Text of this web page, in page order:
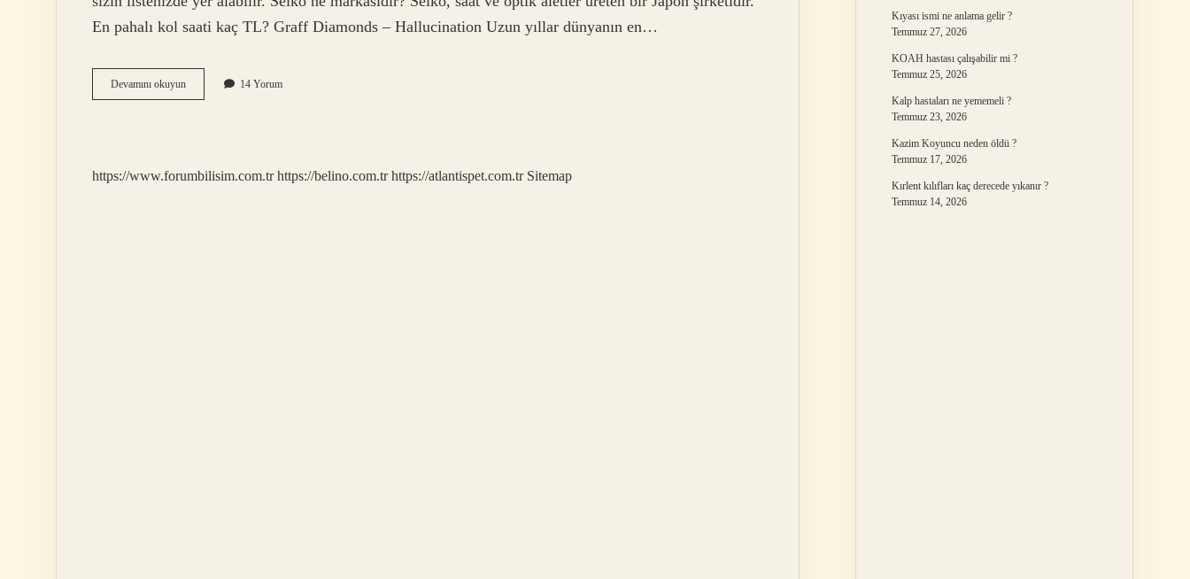
En pahalı kol saati kaç TL? Graff Diamonds – Hallucination Uzun yıllar dünyanın en…
Devamını okuyunIlk
Kol
14 Yorum
https://www.forumbilisim.com.tr https://belino.com.tr https://atlantispet.com.tr Sitemap
Kıyası ismi ne anlama gelir ?
Temmuz 27, 2026
KOAH hastası çalışabilir mi ?
Temmuz 25, 2026
Kalp hastaları ne yememeli ?
Temmuz 23, 2026
Kazim Koyuncu neden öldü ?
Temmuz 17, 2026
Kırlent kılıfları kaç derecede yıkanır ?
Temmuz 14, 2026